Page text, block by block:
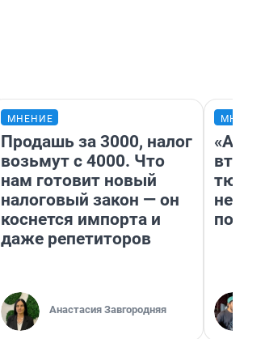
МНЕНИЕ
Продашь за 3000, налог
возьмут с 4000. Что
нам готовит новый
налоговый закон — он
коснется импорта и
даже репетиторов
Анастасия Завгородняя